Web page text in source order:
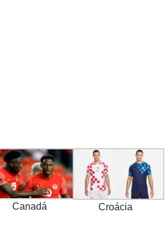
Canadá Croácia